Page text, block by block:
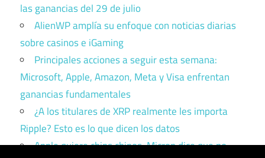
las ganancias del 29 de julio
AlienWP amplía su enfoque con noticias diarias
sobre casinos e iGaming
Principales acciones a seguir esta semana:
Microsoft, Apple, Amazon, Meta y Visa enfrentan
ganancias fundamentales
¿A los titulares de XRP realmente les importa
Ripple? Esto es lo que dicen los datos
Apple quiere chips chinos. Micron dice que no.